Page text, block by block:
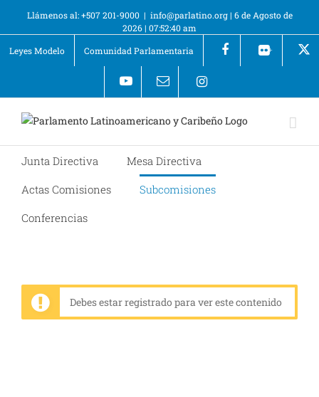
Llámenos al: +507 201-9000 | info@parlatino.org| 6 de Agosto de
2026| 07:52:40 am
Leyes Modelo
Comunidad Parlamentaria +
Junta Directiva
Mesa Directiva
Actas Comisiones
Subcomisiones
Conferencias
Debes estar registrado para ver este contenido